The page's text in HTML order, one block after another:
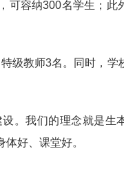
可容纳300名学生；此
级教师3名。同时，学
。我们的理念就是生
好、课堂好。